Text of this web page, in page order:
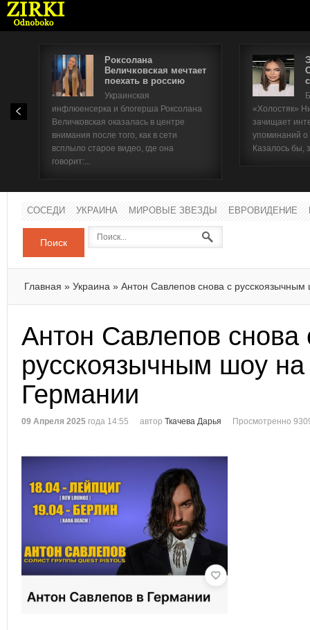
Роксолана
Величковская мечтает
поехать в россию
Украинская
инфлюенсерка и блогерша Роксолана
Величковская оказалась в центре
внимания после того, как в сети
всплыло старое видео, где она
говорит:...
«Холостяк»
зачищает
упоминаний
Казалось бы,
СОСЕДИ УКРАИНА МИРОВЫЕ ЗВЕЗДЫ ЕВРОВИДЕНИЕ
Поиск
Главная » Украина » Антон Савлепов снова с
Антон Савлепов снова
русскоязычным шоу на
Германии
09 Апреля 2025 года 14:55 автор Ткачева Дарья Просмотренно
Имя